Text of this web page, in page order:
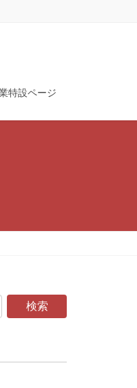
特設ページ